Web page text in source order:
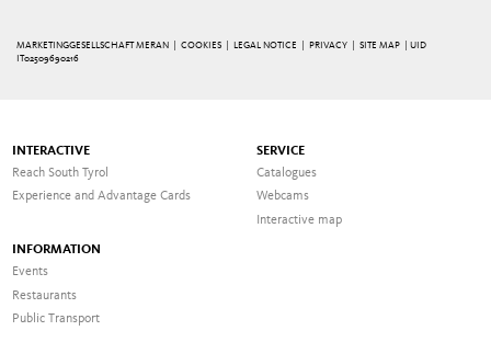
MARKETINGGESELLSCHAFT MERAN | COOKIES LEGAL NOTICE PRIVACY |SITE MAP
| UID
IT02509690216
INTERACTIVE
Reach South Tyrol
Experience and Advantage Cards
SERVICE
Catalogues
Webcams
Interactive map
INFORMATION
Events
Restaurants
Public Transport